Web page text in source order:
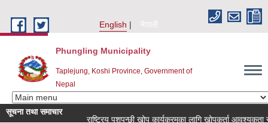
English
नेपाली
Phungling Municipality
Taplejung, Koshi Province, Government of
Nepal
सूचना तथा समाचार
राष्ट्रिय पशुपन्छी खोप कार्यक्रमका लागि खोपकर्ता आवश्यकता